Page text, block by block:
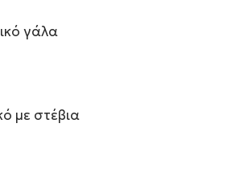
γάλα
με στέβια